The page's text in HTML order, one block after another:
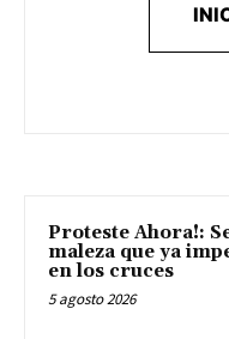
Proteste Ahora!:
maleza que ya
en los cruces
5 agosto 2026